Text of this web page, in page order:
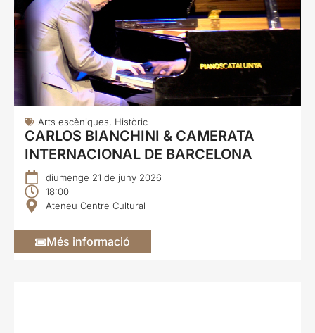
Arts escèniques, Històric
CARLOS BIANCHINI & CAMERATA
INTERNACIONAL DE BARCELONA
diumenge 21 de juny 2026
18:00
Ateneu Centre Cultural
Més informació